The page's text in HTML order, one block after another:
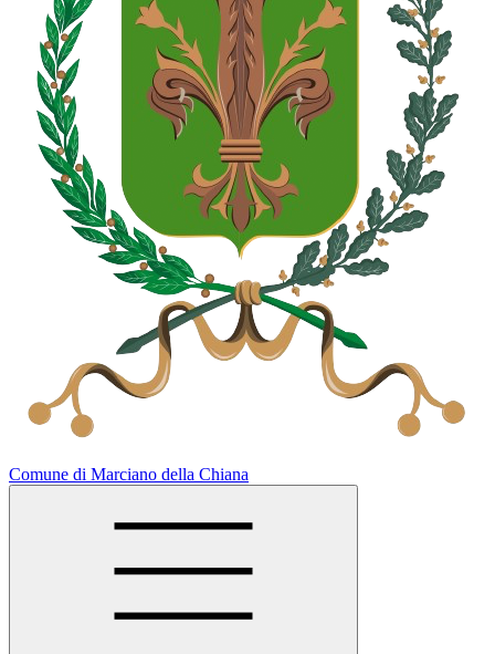
Comune di Marciano della Chiana